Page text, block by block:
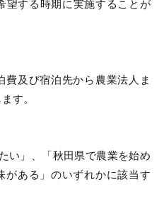
望する時期に実施することが
費及び宿泊先から農業法人ま
す。
い」、「秋田県で農業を始め
がある」のいずれかに該当す